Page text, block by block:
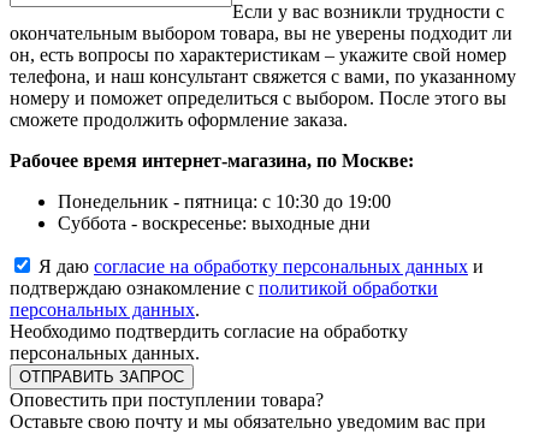
Если у вас возникли трудности с
окончательным выбором товара, вы не уверены подходит ли
он, есть вопросы по характеристикам – укажите свой номер
телефона, и наш консультант свяжется с вами, по указанному
номеру и поможет определиться с выбором. После этого вы
сможете продолжить оформление заказа.
Рабочее время интернет-магазина, по Москве:
Понедельник - пятница: с 10:30 до 19:00
Суббота - воскресенье: выходные дни
Я даю согласие на обработку персональных данных и
подтверждаю ознакомление с политикой обработки
персональных данных.
Необходимо подтвердить согласие на обработку
персональных данных.
ОТПРАВИТЬ ЗАПРОС
Оповестить при поступлении товара?
Оставьте свою почту и мы обязательно уведомим вас при